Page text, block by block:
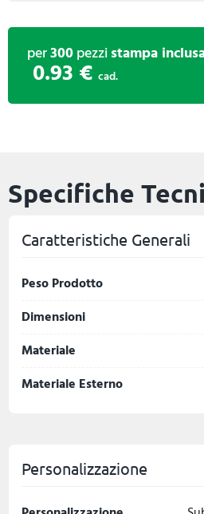
per300pezzistampa
0.93 € cad.
Specifiche
Caratteristiche Generali
Peso Prodotto
Dimensioni
Materiale
Materiale Esterno
Personalizzazione